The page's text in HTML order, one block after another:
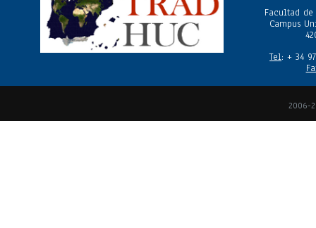
Facultad
Campus
Tel: + 34
2006-